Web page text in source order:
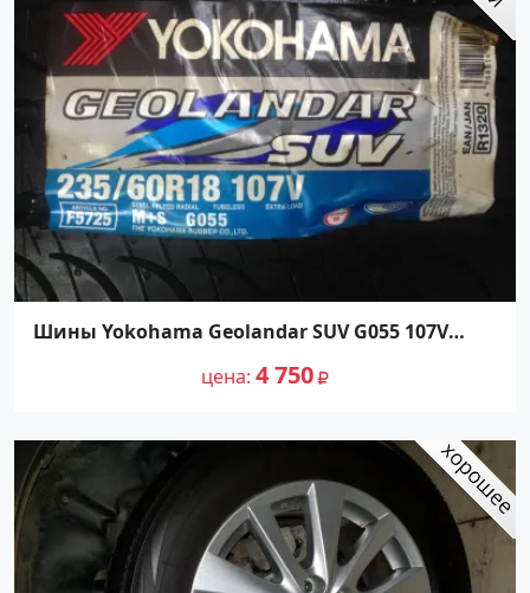
Шины Yokohama Geolandar SUV G055 107V
цена 4 750